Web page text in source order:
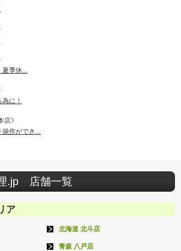
季休...
に！
店》
作ができ...
.jp 店舗一覧
ア
北海道 北斗店
青森 八戸店